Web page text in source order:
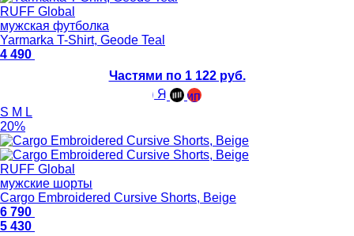
RUFF Global
мужская футболка
Yarmarka T-Shirt, Geode Teal
4 490
Частями по 1 122 руб.
S M L
20%
RUFF Global
мужские шорты
Cargo Embroidered Cursive Shorts, Beige
6 790
5 430